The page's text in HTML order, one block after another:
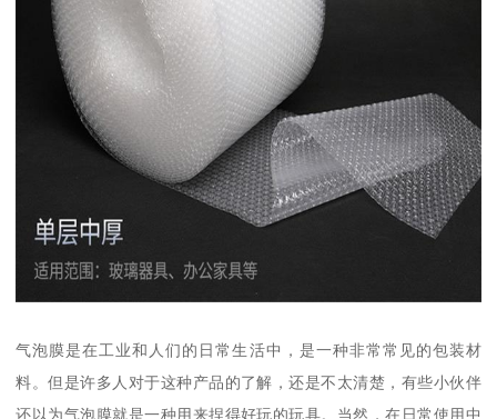
气泡膜是在工业和人们的日常生活中，是一种非常常见的包装材
料。但是许多人对于这种产品的了解，还是不太清楚，有些小伙伴
还以为气泡膜就是一种用来捏得好玩的玩具。当然，在日常使用中